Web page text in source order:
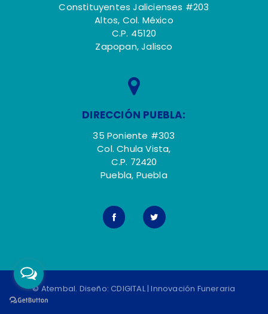
Constituyentes Jalicienses #203
Altos, Col. México
C.P. 45120
Zapopan, Jalisco
DIRECCIÓN PUEBLA:
35 Poniente #303
Col. Chula Vista,
C.P. 72420
Puebla, Puebla
© Atembal. Diseño:CDIGITAL | Innovación Funeraria